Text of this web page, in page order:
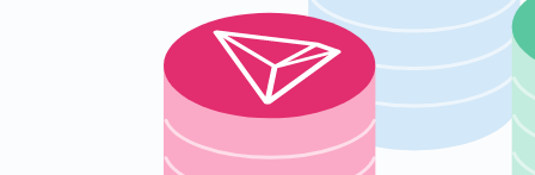
по